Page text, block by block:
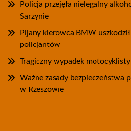
Policja przejęła nielegalny
Sarzynie
Pijany kierowca BMW uszkodził
policjantów
Tragiczny wypadek
Ważne zasady bezpieczeństwa
w Rzeszowie